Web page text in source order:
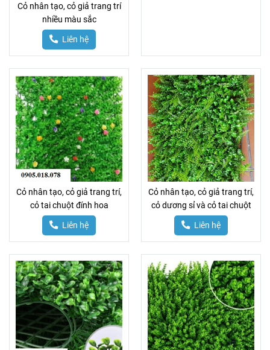
Cỏ nhân tạo, cỏ giả trang trí
nhiều màu sắc
Liên hệ
Cỏ nhân tạo, cỏ giả trang trí,
cỏ tai chuột đính hoa
Liên hệ
Cỏ nhân tạo, cỏ giả trang trí,
cỏ dương sỉ và cỏ tai chuột
Liên hệ